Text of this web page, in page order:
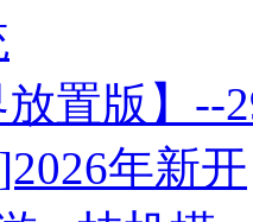
放置版】